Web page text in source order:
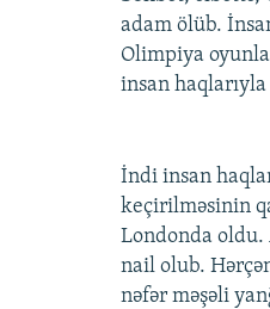
adam ölüb.
Olimpiya
insan
İndi insan
keçirilməsinin
Londonda oldu.
nail olub.
nəfər məşəli